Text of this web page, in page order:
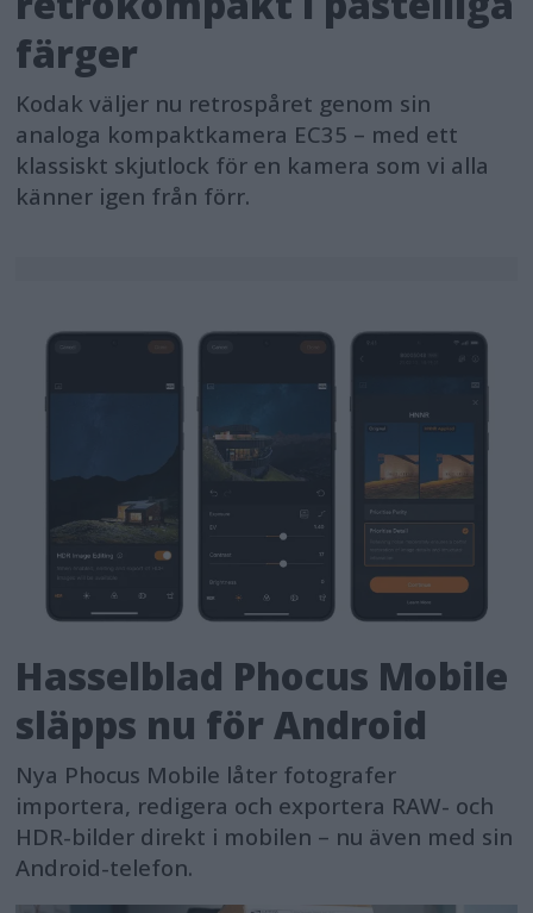
färger
Kodak väljer nu retrospåret genom sin
analoga kompaktkamera EC35 – med ett
klassiskt skjutlock för en kamera som vi alla
känner igen från förr.
Hasselblad Phocus Mobile
släpps nu för Android
Nya Phocus Mobile låter fotografer
importera, redigera och exportera RAW- och
HDR-bilder direkt i mobilen – nu även med sin
Android-telefon.